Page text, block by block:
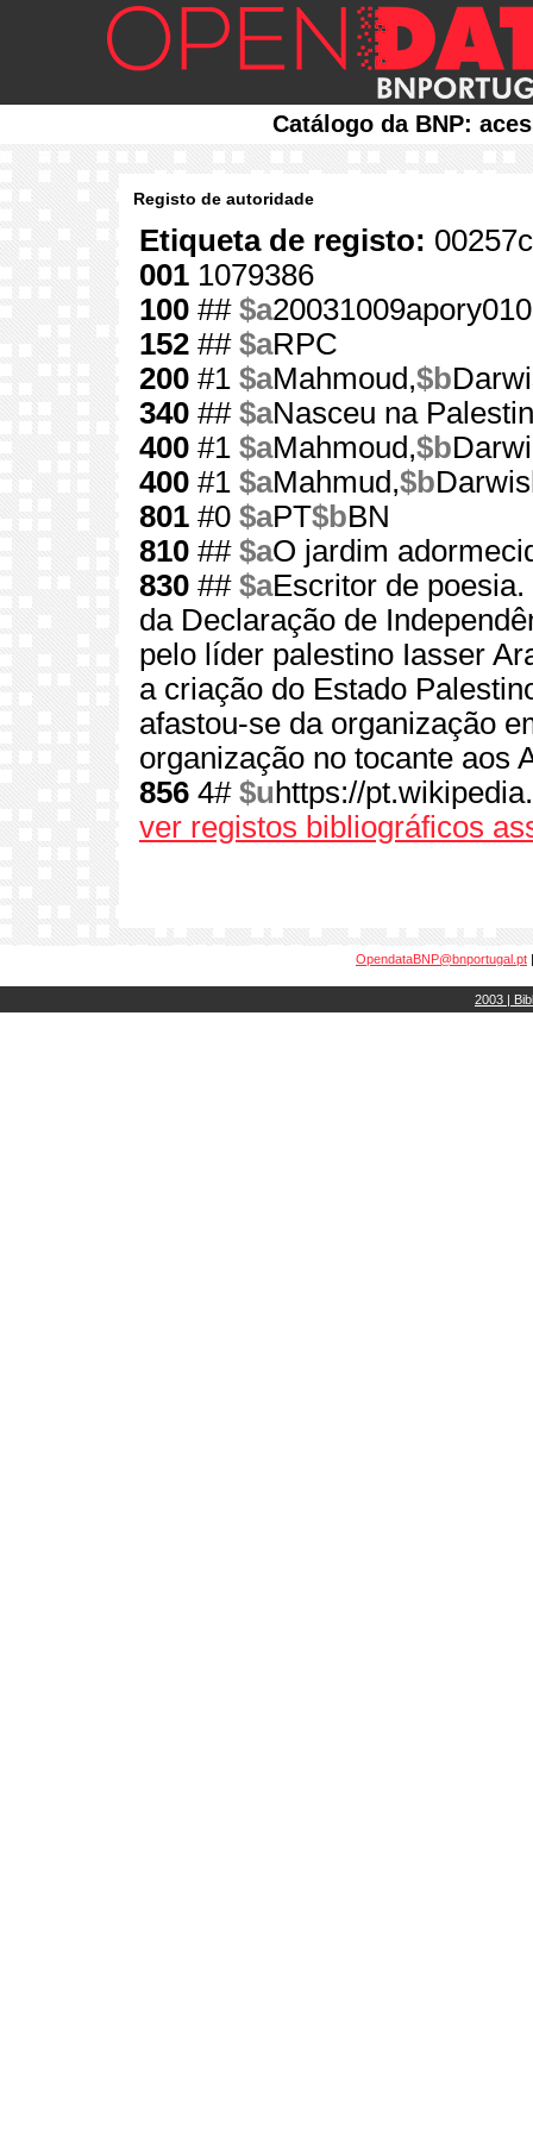
Catálogo da BNP:
Registo de autoridade
Etiqueta de registo:
001 1079386
100 ## $a
152 ## $aRPC
200 #1 $aMahmoud,$b
340 ## $aNasceu na
400 #1 $aMahmoud,$b
400 #1 $aMahmud,$b
801 #0 $aPT$bBN
810 ## $aO jardim
830 ## $aEscritor de
da Declaração de
pelo líder palestino Iasser
a criação do Estado
afastou-se da organização
organização no tocante aos
856 4# $u https://
ver registos bibliográficos
OpendataBNP@bnportugal.pt
2003 |